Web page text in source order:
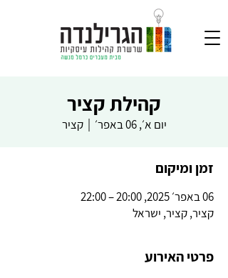
קהילת קציר
יום א׳, 06 באפר׳
  |
קציר
זמן ומיקום
06 באפר׳ 2025, 20:00 – 22:00
קציר, קציר, ישראל
פרטי האירוע